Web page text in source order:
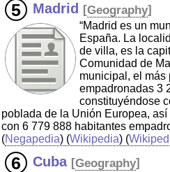
Madrid [Geography]
“Madrid es un
España. La
de villa, es la
Comunidad de
municipal, el más
empadronadas 3
constituyéndose
poblada de la Unión Europea,
con 6 779 888 habitantes
(Negapedia) (Wikipedia) (
Cuba [Geography]